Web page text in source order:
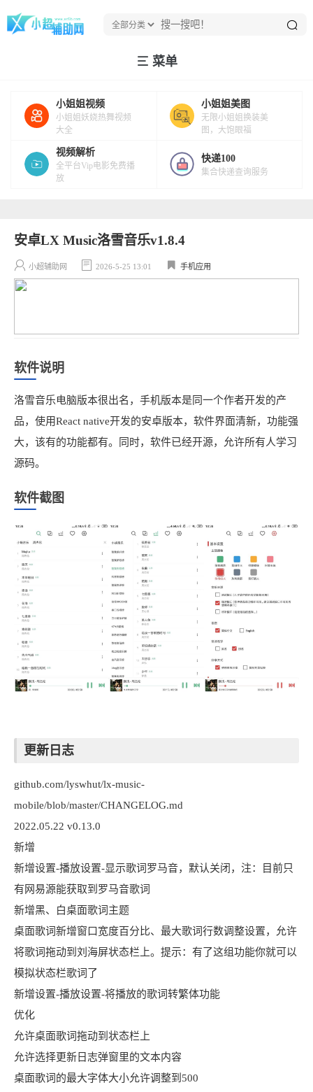
菜单
小姐姐视频
小姐姐妖娆热舞视频
大全
小姐姐美图
无限小姐姐换装美
图，大饱眼福
视频解析
全平台Vip电影免费播
放
快递100
集合快递查询服务
安卓LX Music洛雪音乐v1.8.4
小超辅助网 2026-5-25 13:01 手机应用
软件说明
洛雪音乐电脑版本很出名，手机版本是同一个作者开发的产
品，使用React native开发的安卓版本，软件界面清新，功能强
大，该有的功能都有。同时，软件已经开源，允许所有人学习
源码。
软件截图
更新日志
github.com/lyswhut/lx-music-
mobile/blob/master/CHANGELOG.md
2022.05.22 v0.13.0
新增
新增设置-播放设置-显示歌词罗马音，默认关闭，注：目前只
有网易源能获取到罗马音歌词
新增黑、白桌面歌词主题
桌面歌词新增窗口宽度百分比、最大歌词行数调整设置，允许
将歌词拖动到刘海屏状态栏上。提示：有了这组功能你就可以
模拟状态栏歌词了
新增设置-播放设置-将播放的歌词转繁体功能
优化
允许桌面歌词拖动到状态栏上
允许选择更新日志弹窗里的文本内容
桌面歌词的最大字体大小允许调整到500